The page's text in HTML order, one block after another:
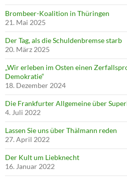
Brombeer-Koalition in Thüringen
21. Mai 2025
Der Tag, als die Schuldenbremse starb
20. März 2025
„Wir erleben im Osten einen
Demokratie“
18. Dezember 2024
Die Frankfurter Allgemeine über
4. Juli 2022
Lassen Sie uns über Thälmann reden
27. April 2022
Der Kult um Liebknecht
16. Januar 2022